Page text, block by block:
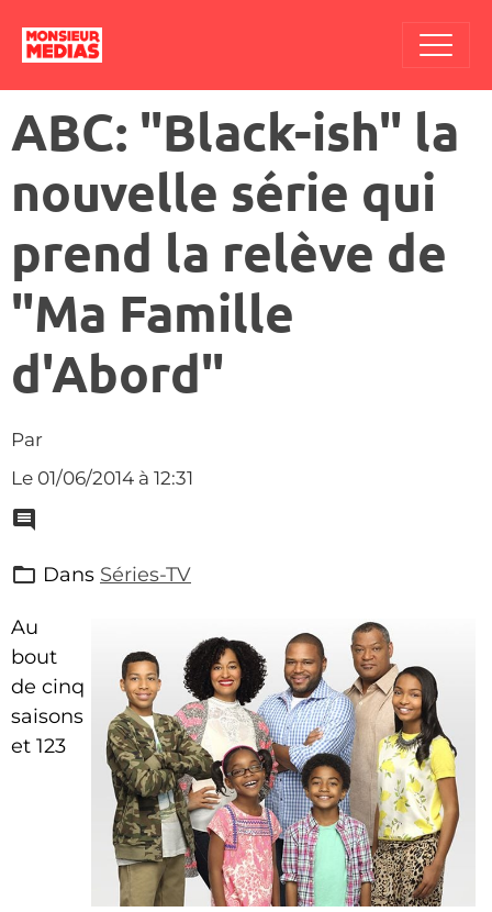
ABC: "Black-ish" la
nouvelle série qui
prend la relève de
"Ma Famille
d'Abord"
Par
Le 01/06/2014 à 12:31
Dans Séries-TV
Au
bout
de cinq
saisons
et 123